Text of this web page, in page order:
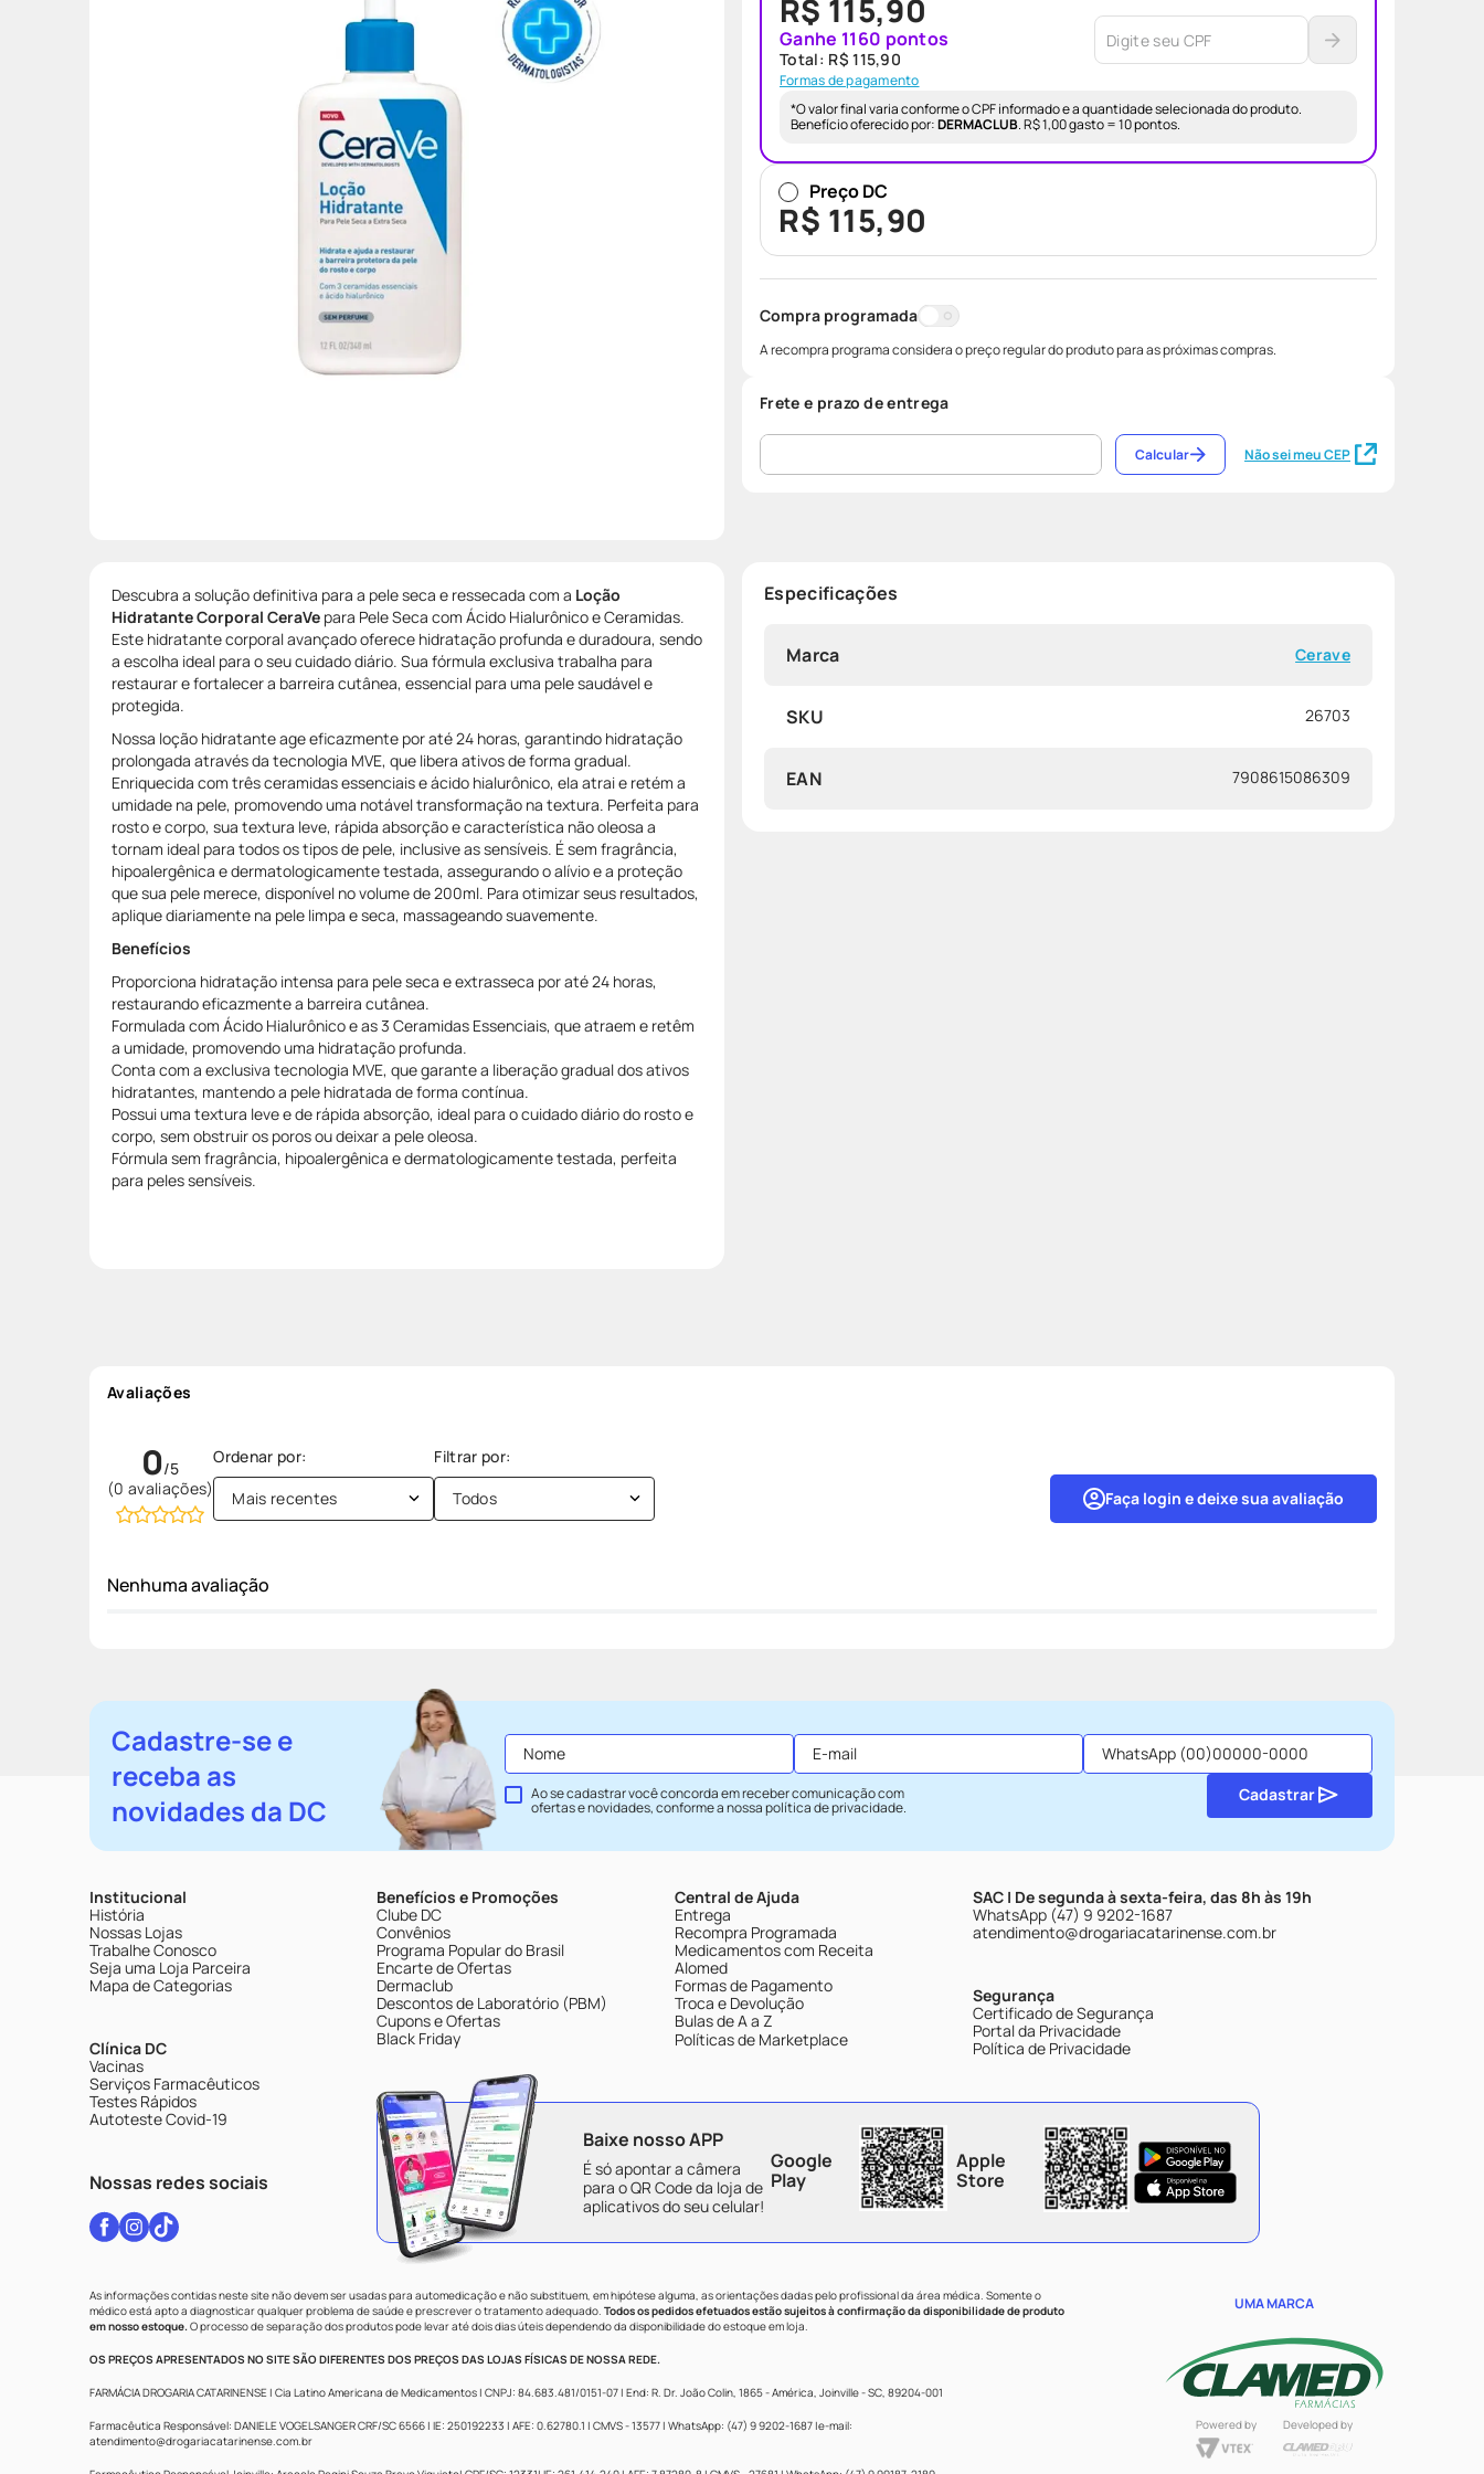
R$ 115,90
Ganhe 1160 pontos
Total: R$ 115,90
Formas de pagamento
*O valor final varia conforme o CPF informado e a quantidade selecionada do produto.
Benefício oferecido por:DERMACLUB.R$ 1,00 gasto = 10 pontos.
Preço DC
R$ 115,90
Compra programada
A recompra programa considera o preço regular do produto para as próximas compras.
Frete e prazo de entrega
Não sei meu CEP
Calcular
Descubra a solução definitiva para a pele seca e ressecada com a Loção
Hidratante Corporal CeraVe para Pele Seca com Ácido Hialurônico e Ceramidas.
Este hidratante corporal avançado oferece hidratação profunda e duradoura, sendo
a escolha ideal para o seu cuidado diário. Sua fórmula exclusiva trabalha para
restaurar e fortalecer a barreira cutânea, essencial para uma pele saudável e
protegida.
Nossa loção hidratante age eficazmente por até 24 horas, garantindo hidratação
prolongada através da tecnologia MVE, que libera ativos de forma gradual.
Enriquecida com três ceramidas essenciais e ácido hialurônico, ela atrai e retém a
umidade na pele, promovendo uma notável transformação na textura. Perfeita para
rosto e corpo, sua textura leve, rápida absorção e característica não oleosa a
tornam ideal para todos os tipos de pele, inclusive as sensíveis. É sem fragrância,
hipoalergênica e dermatologicamente testada, assegurando o alívio e a proteção
que sua pele merece, disponível no volume de 200ml. Para otimizar seus resultados,
aplique diariamente na pele limpa e seca, massageando suavemente.
Benefícios
Proporciona hidratação intensa para pele seca e extrasseca por até 24 horas,
restaurando eficazmente a barreira cutânea.
Formulada com Ácido Hialurônico e as 3 Ceramidas Essenciais, que atraem e retêm
a umidade, promovendo uma hidratação profunda.
Conta com a exclusiva tecnologia MVE, que garante a liberação gradual dos ativos
hidratantes, mantendo a pele hidratada de forma contínua.
Possui uma textura leve e de rápida absorção, ideal para o cuidado diário do rosto e
corpo, sem obstruir os poros ou deixar a pele oleosa.
Fórmula sem fragrância, hipoalergênica e dermatologicamente testada, perfeita
para peles sensíveis.
Especificações
Marca Cerave
SKU 26703
EAN 7908615086309
Avaliações
0
(0 avaliações) Faça login e deixe sua avaliação
Mais recentes Todos
Nenhuma avaliação
Cadastre-se e
receba as
novidades da DC
Ao se cadastrar você concorda em receber comunicação com
ofertas e novidades, conforme a nossapolítica de privacidade.
Cadastrar
Institucional
História
Nossas Lojas
Trabalhe Conosco
Seja uma Loja Parceira
Mapa de Categorias
Clínica DC
Vacinas
Serviços Farmacêuticos
Testes Rápidos
Autoteste Covid-19
Nossas redes sociais
Benefícios e Promoções
Clube DC
Convênios
Programa Popular do Brasil
Encarte de Ofertas
Dermaclub
Descontos de Laboratório (PBM)
Cupons e Ofertas
Black Friday
Central de Ajuda
Entrega
Recompra Programada
Medicamentos com Receita
Alomed
Formas de Pagamento
Troca e Devolução
Bulas de A a Z
Políticas de Marketplace
SAC | De segunda à sexta-feira, das 8h às 19h
WhatsApp (47) 9 9202-1687
atendimento@drogariacatarinense.com.br
Segurança
Certificado de Segurança
Portal da Privacidade
Política de Privacidade
Baixe nosso APP
É só apontar a câmera
para o QR Code da loja de
aplicativos do seu celular!
Google
Play
Apple
Store
As informações contidas neste site não devem ser usadas para automedicação e não substituem, em hipótese alguma, as orientações dadas pelo profissional da área médica. Somente o
médico está apto a diagnosticar qualquer problema de saúde e prescrever o tratamento adequado. Todos os pedidos efetuados estão sujeitos à confirmação da disponibilidade de produto
em nosso estoque.O processo de separação dos produtos pode levar até dois dias úteis dependendo da disponibilidade do estoque em loja.
OS PREÇOS APRESENTADOS NO SITE SÃO DIFERENTES DOS PREÇOS DAS LOJAS FÍSICAS DE NOSSA REDE.
FARMÁCIA DROGARIA CATARINENSE | Cia Latino Americana de Medicamentos | CNPJ: 84.683.481/0151-07 | End: R. Dr. João Colin, 1865 - América, Joinville - SC, 89204-001
Farmacêutica Responsável: DANIELE VOGELSANGER CRF/SC 6566 | IE: 250192233 | AFE: 0.62780.1 | CMVS - 13577 | WhatsApp: (47) 9 9202-1687 |e-mail:
atendimento@drogariacatarinense.com.br
UMA MARCA
Powered by Developed by